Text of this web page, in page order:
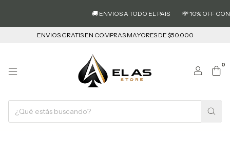
🚚 ENVIOS A TODO EL PAIS 💸 10% OFF CON
ENVIOS GRATIS EN COMPRAS MAYORES DE $50.000
0